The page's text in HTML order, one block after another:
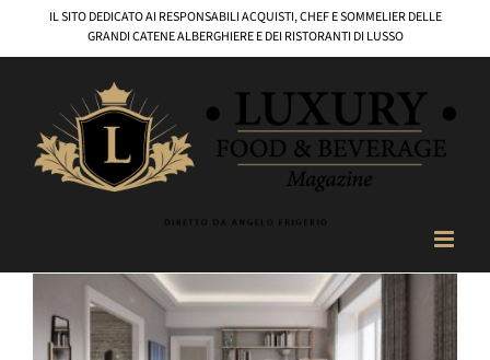
contenuto
IL SITO DEDICATO AI RESPONSABILI ACQUISTI, CHEF E SOMMELIER DELLE
GRANDI CATENE ALBERGHIERE E DEI RISTORANTI DI LUSSO